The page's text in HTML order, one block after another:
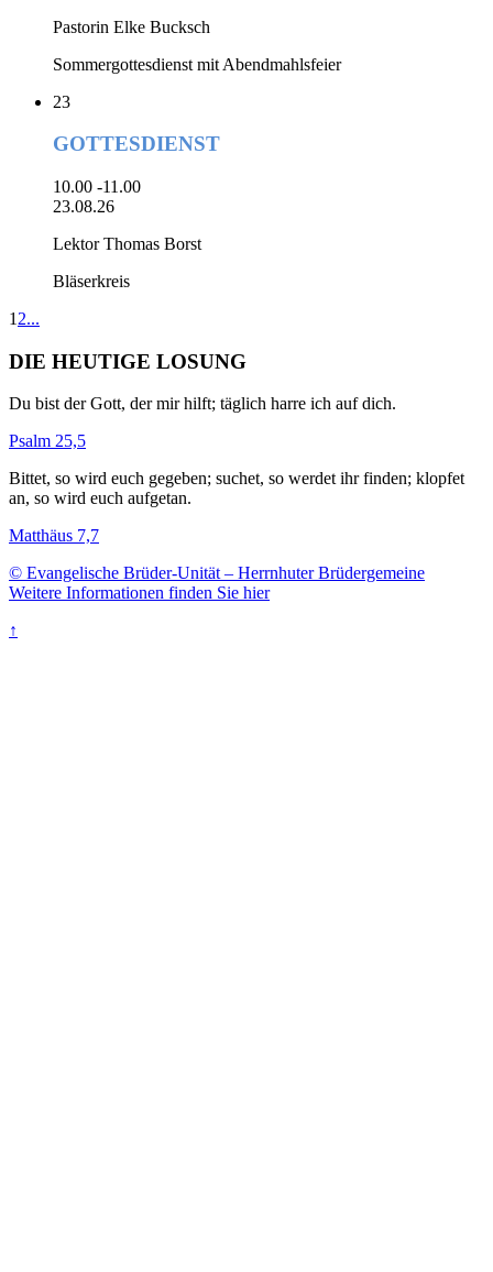
Pastorin Elke Bucksch
Sommergottesdienst mit Abendmahlsfeier
23
GOTTESDIENST
10.00 -11.00
23.08.26
Lektor Thomas Borst
Bläserkreis
1 2...
DIE HEUTIGE LOSUNG
Du bist der Gott, der mir hilft; täglich harre ich auf dich.
Psalm 25,5
Bittet, so wird euch gegeben; suchet, so werdet ihr finden; klopfet
an, so wird euch aufgetan.
Matthäus 7,7
© Evangelische Brüder-Unität – Herrnhuter Brüdergemeine
Weitere Informationen finden Sie hier
↑